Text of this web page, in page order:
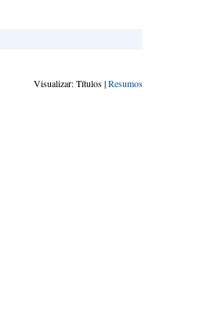
Visualizar: Títulos |Resumos